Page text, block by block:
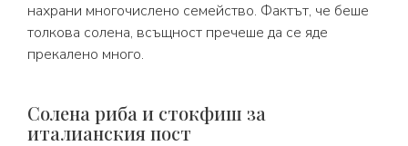
нахрани многочислено семейство. Фактът, че беше
толкова солена, всъщност пречеше да се яде
прекалено много.
Солена риба и стокфиш за
италианския пост